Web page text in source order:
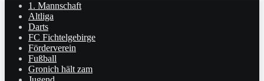
1. Mannschaft
Altliga
Darts
FC Fichtelgebirge
Förderverein
Fußball
Gronich hält zam